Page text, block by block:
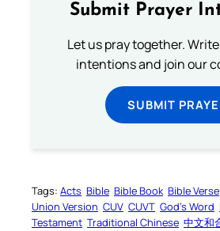
Submit Prayer
Let us pray together.
intentions and join our
SUBMIT
Tags: Acts Bible Bible Book Bible Verse
Union Version CUV CUVT God’s Word
Testament Traditional Chinese 中文和